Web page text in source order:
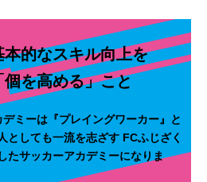
的なスキル向上を
個を高める」こと
ミーは『プレイングワーカー』と
としても一流を志ざす FCふじざく
たサッカーアカデミーになりま